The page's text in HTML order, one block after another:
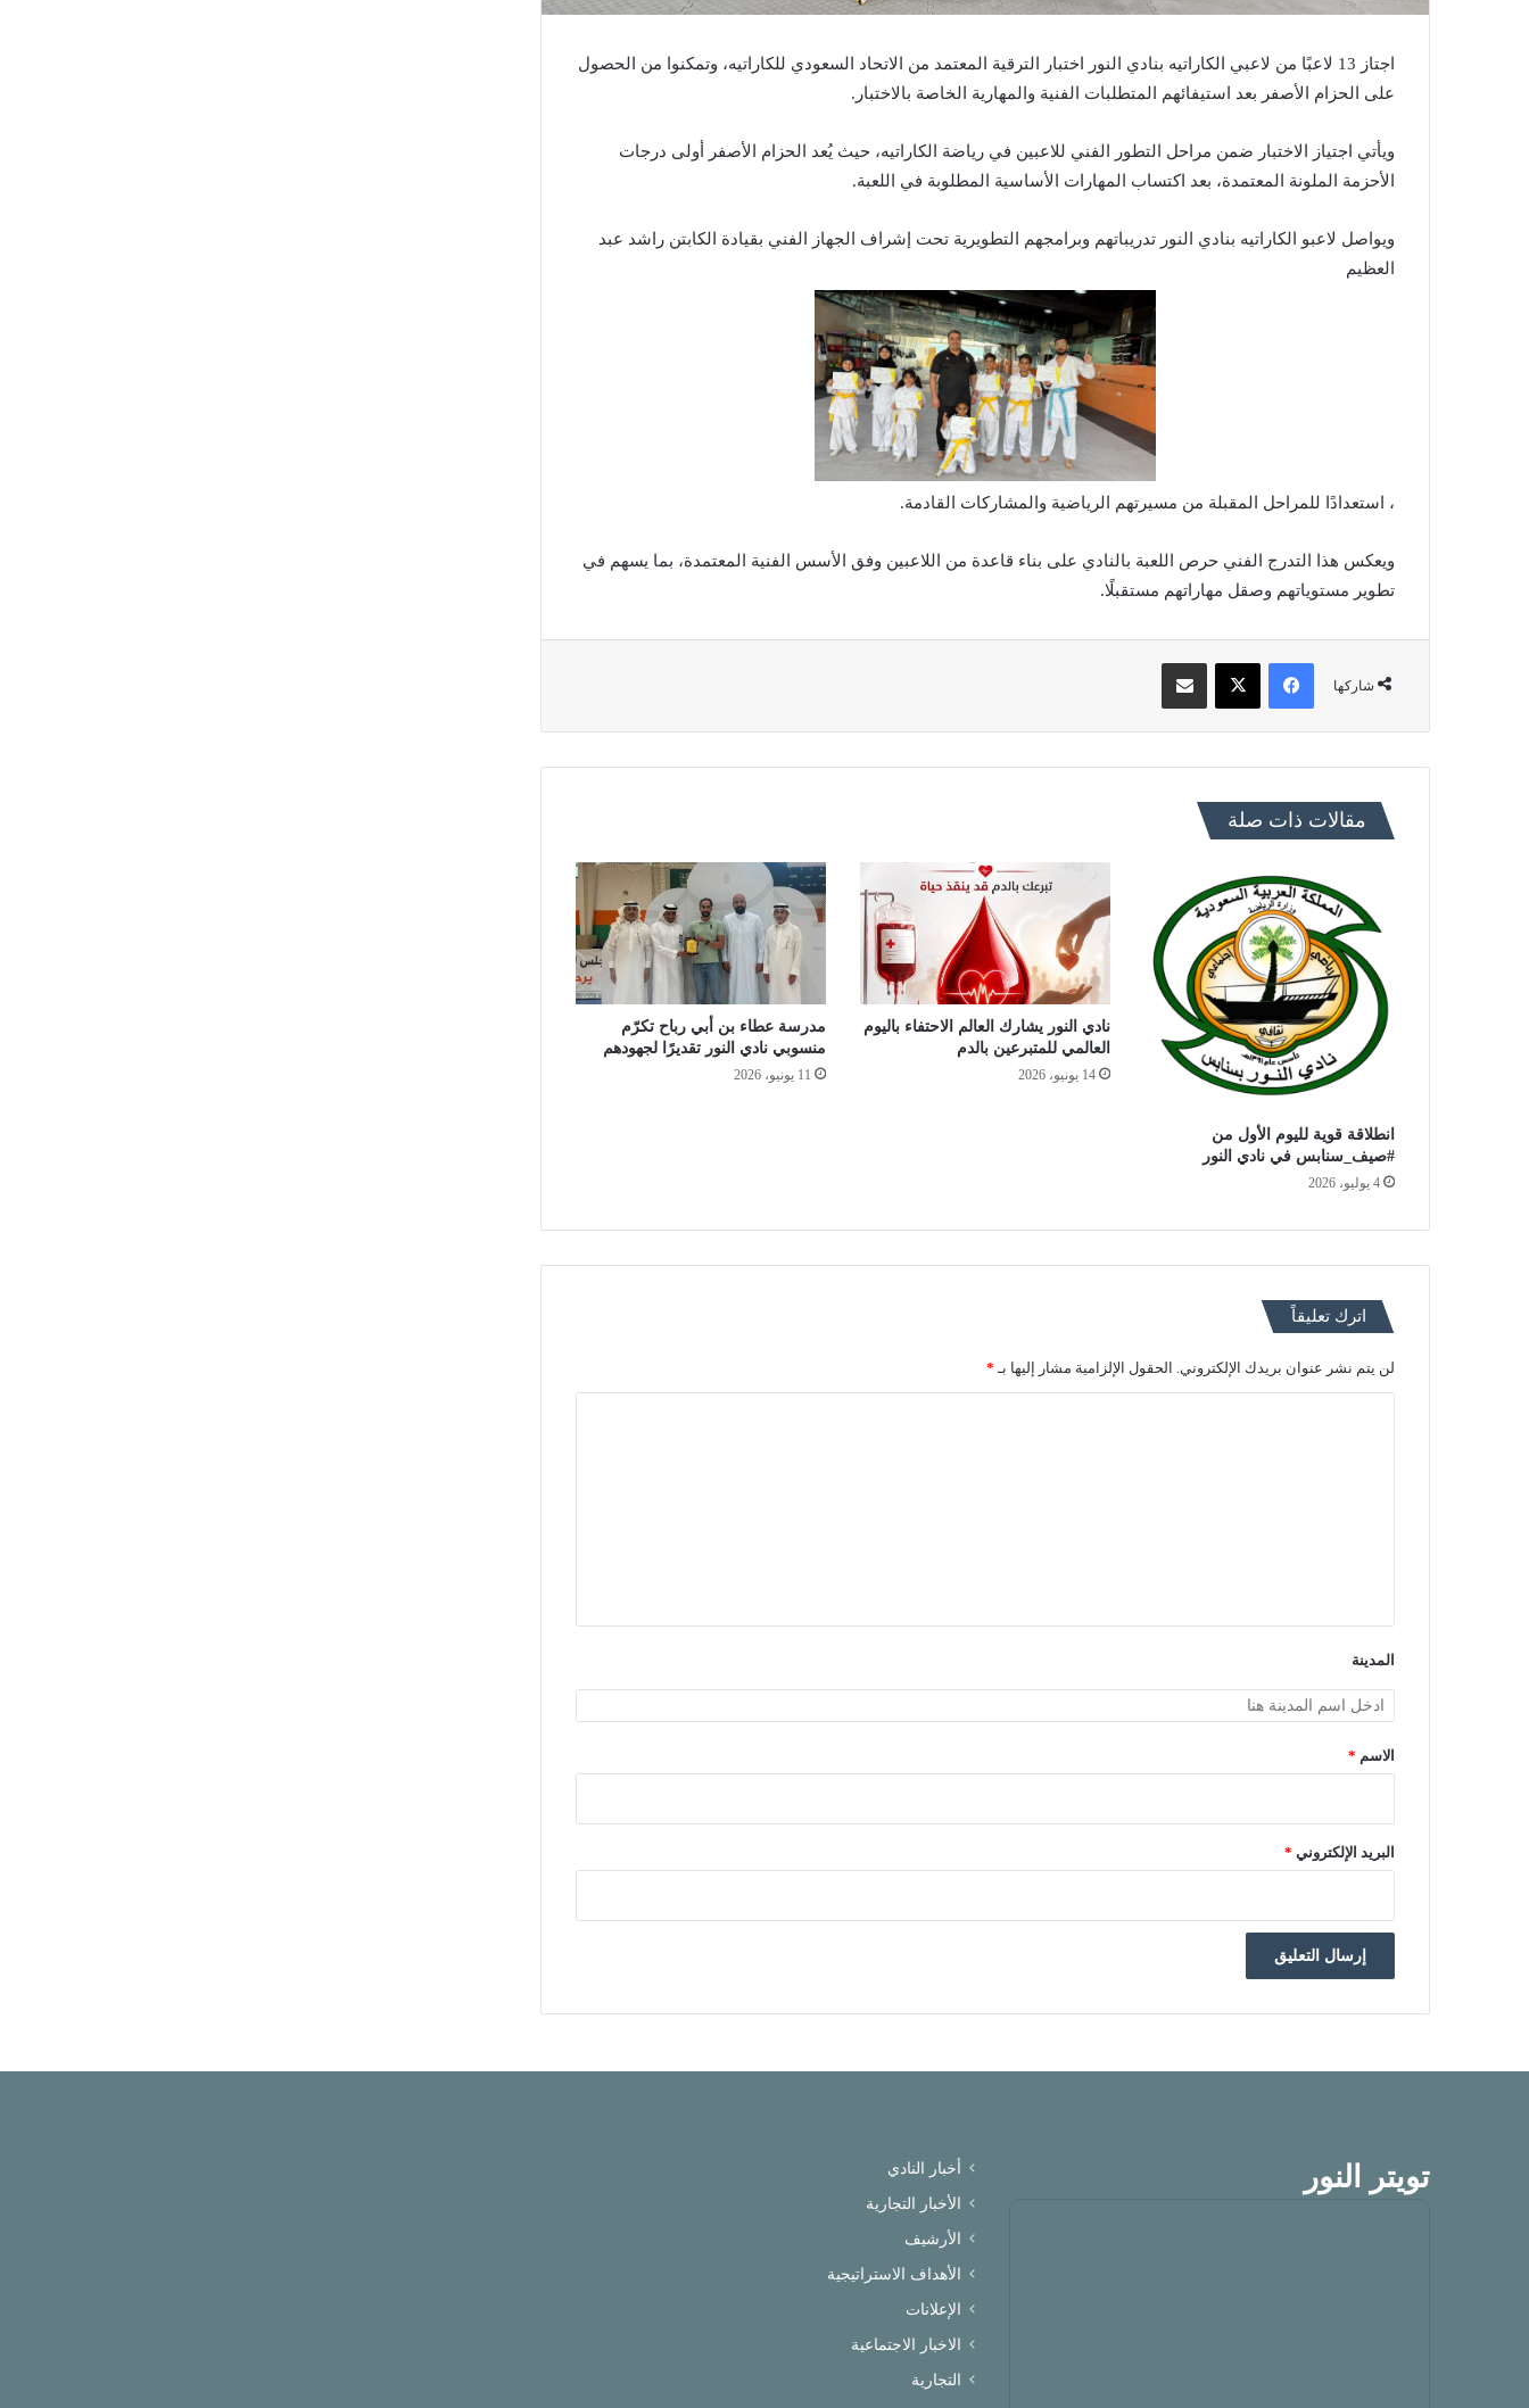
اجتاز 13 لاعبًا من لاعبي الكاراتيه بنادي النور اختبار الترقية المعتمد من الاتحاد السعودي للكاراتيه، وتمكنوا من الحصول
على الحزام الأصفر بعد استيفائهم المتطلبات الفنية والمهارية الخاصة بالاختبار.
ويأتي اجتياز الاختبار ضمن مراحل التطور الفني للاعبين في رياضة الكاراتيه، حيث يُعد الحزام الأصفر أولى درجات
الأحزمة الملونة المعتمدة، بعد اكتساب المهارات الأساسية المطلوبة في اللعبة.
ويواصل لاعبو الكاراتيه بنادي النور تدريباتهم وبرامجهم التطويرية تحت إشراف الجهاز الفني بقيادة الكابتن راشد عبد
العظيم
، استعدادًا للمراحل المقبلة من مسيرتهم الرياضية والمشاركات القادمة.
ويعكس هذا التدرج الفني حرص اللعبة بالنادي على بناء قاعدة من اللاعبين وفق الأسس الفنية المعتمدة، بما يسهم في
تطوير مستوياتهم وصقل مهاراتهم مستقبلًا.
شاركها
فيسبوك X
مقالات ذات صلة
انطلاقة قوية لليوم الأول من
#صيف_سنابس في نادي النور
4 يوليو، 2026
نادي النور يشارك العالم الاحتفاء باليوم
العالمي للمتبرعين بالدم
14 يونيو، 2026
مدرسة عطاء بن أبي رباح تكرّم
منسوبي نادي النور تقديرًا لجهودهم
11 يونيو، 2026
اترك تعليقاً
لن يتم نشر عنوان بريدك الإلكتروني. الحقول الإلزامية مشار إليها بـ *
المدينة
الاسم *
البريد الإلكتروني *
تويتر النور أخبار النادي
الأخبار التجارية
الأرشيف
الأهداف الاستراتيجية
الإعلانات
الاخبار الاجتماعية
التجارية